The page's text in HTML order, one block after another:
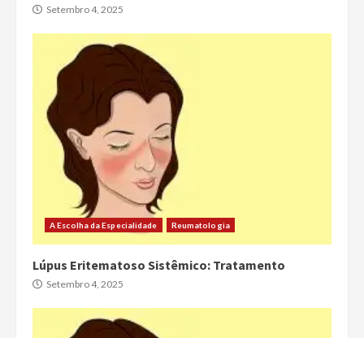
Setembro 4, 2025
A Escolha da Especialidade Reumatologia
Lúpus Eritematoso Sistêmico: Tratamento
Setembro 4, 2025